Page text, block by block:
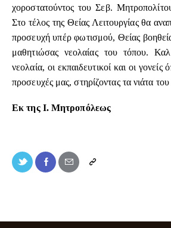
χοροστατούντος του Σεβ.
Στο τέλος της Θείας Λειτουργίας θα
προσευχή υπέρ φωτισμού, Θείας
μαθητιώσας νεολαίας του τόπου.
νεολαία, οι εκπαιδευτικοί και οι
προσευχές μας, στηρίζοντας τα νιάτα
Εκ της Ι. Μητροπόλεως